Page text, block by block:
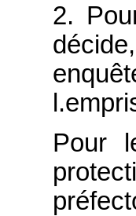
2.
Pour